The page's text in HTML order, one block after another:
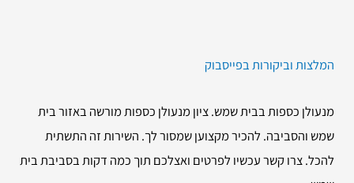
המלצות וביקורות בפייסבוק
מנעולן כספות בבית שמש. ציון מנעולן כספות מורשה באזור בית
שמש והסביבה. להכיר מקצוען שמסור לך. השירות זה התשתית
להכל. צרו קשר עכשיו לפרטים ואצלכם תוך כמה דקות בסביבת בית